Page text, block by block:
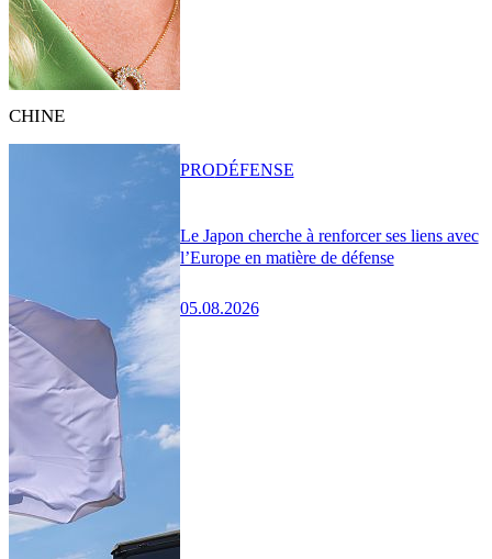
CHINE
Le Japon cherche à renforcer ses liens avec
l’Europe en matière de défense
05.08.2026
PRODÉFENSE